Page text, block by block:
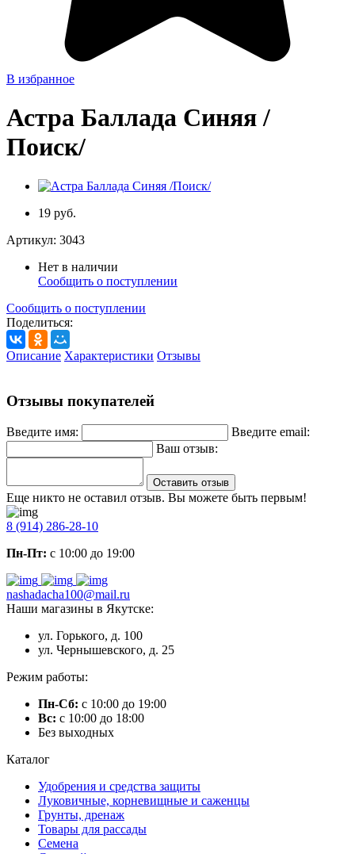
В избранное
Астра Баллада Синяя /
Поиск/
19 руб.
Артикул: 3043
Нет в наличии
Сообщить о поступлении
Сообщить о поступлении
Поделиться:
Описание Характеристики Отзывы
Отзывы покупателей
Введите имя:
Введите email:
Ваш отзыв:
Оставить отзыв
Еще никто не оставил отзыв. Вы можете быть первым!
8 (914) 286-28-10
Пн-Пт: с 10:00 до 19:00
nashadacha100@mail.ru
Наши магазины в Якутске:
ул. Горького, д. 100
ул. Чернышевского, д. 25
Режим работы:
Пн-Сб: с 10:00 до 19:00
Вс: с 10:00 до 18:00
Без выходных
Каталог
Удобрения и средства защиты
Луковичные, корневищные и саженцы
Грунты, дренаж
Товары для рассады
Семена